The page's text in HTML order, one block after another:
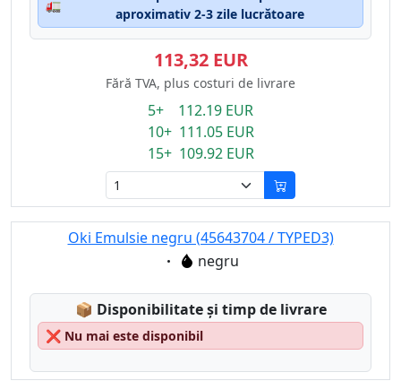
🚛
aproximativ 2-3 zile lucrătoare
113,32 EUR
Fără TVA, plus costuri de livrare
5+ 112.19 EUR
10+ 111.05 EUR
15+ 109.92 EUR
Oki Emulsie negru (45643704 / TYPED3)
Eigenschaft:
negru
📦 Lagerstatus:
Disponibilitate și timp de livrare
❌ Nu mai este disponibil